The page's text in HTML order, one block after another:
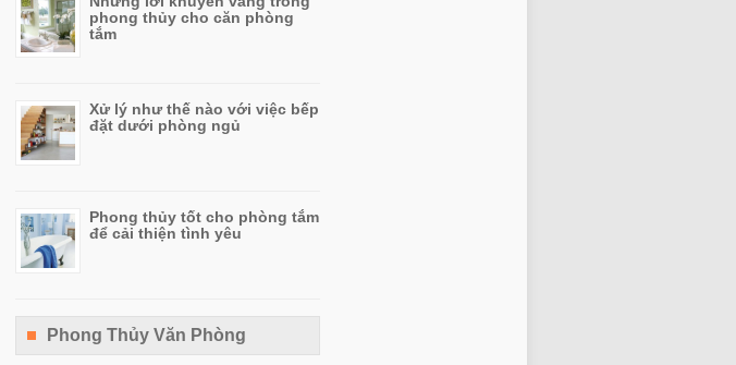
phong thủy cho căn phòng
tắm
Xử lý như thế nào với việc bếp
đặt dưới phòng ngủ
Phong thủy tốt cho phòng tắm
để cải thiện tình yêu
Phong Thủy Văn Phòng